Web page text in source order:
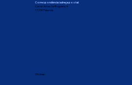
Correspondència i adreça postal:
Carrer Arnau Sa Bruguera, 4
17230 Palamós
Oficines: